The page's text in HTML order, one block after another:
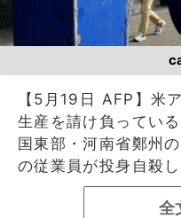
【5月19日 AFP】米
生産を請け負ってい
国東部・河南省鄭州
の従業員が投身自殺
全